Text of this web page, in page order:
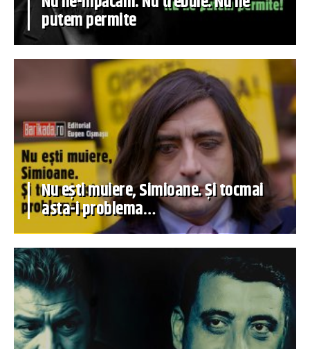
putem permite
Nu ești muiere, Simioane. Și tocmai
asta-i problema…